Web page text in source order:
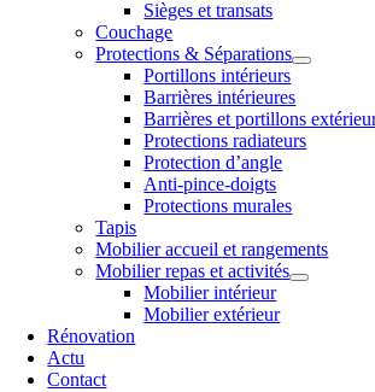
Sièges et transats
Couchage
Protections & Séparations
Portillons intérieurs
Barrières intérieures
Barrières et portillons
Protections radiateurs
Protection d’angle
Anti-pince-doigts
Protections murales
Tapis
Mobilier accueil et rangements
Mobilier repas et activités
Mobilier intérieur
Mobilier extérieur
Rénovation
Actu
Contact